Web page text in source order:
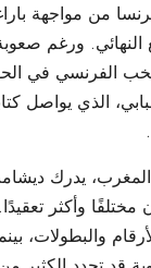
من مواجهة
ورغم صعوبة
الفرنسي في
الذي يواصل
يدرك
وأكثر
والبطولات،